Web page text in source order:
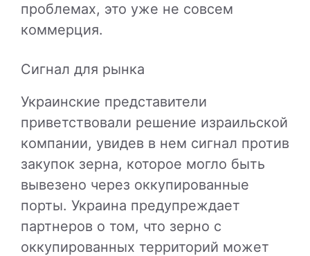
проблемах, это уже не совсем
коммерция.
Сигнал для рынка
Украинские представители
приветствовали решение израильской
компании, увидев в нем сигнал против
закупок зерна, которое могло быть
вывезено через оккупированные
порты. Украина предупреждает
партнеров о том, что зерно с
оккупированных территорий может